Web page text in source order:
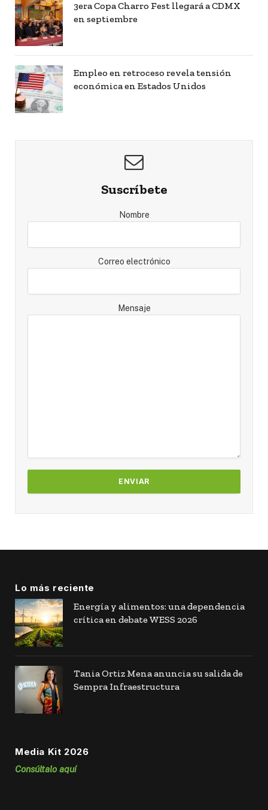
3era Copa Charro Fest llegará a CDMX
en septiembre
Empleo en retroceso revela tensión
económica en Estados Unidos
Suscríbete
Nombre
Correo electrónico
Mensaje
Lo más reciente
Energía y alimentos: una dependencia
crítica en debate WESS 2026
Tania Ortiz Mena anuncia su salida de
Sempra Infraestructura
Media Kit 2026
Consúltalo aquí